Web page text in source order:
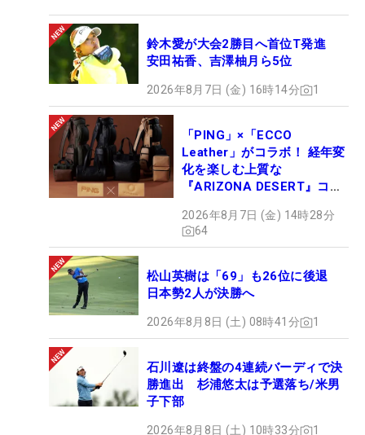
鈴木愛が大会2勝目へ首位T発進
安田祐香、吉澤柚月ら5位
2026年8月7日 (金) 16時14分 1
「PING」×「ECCO
Leather」がコラボ！ 経年変
化を楽しむ上質な
『ARIZONA DESERT』コレ
ュー
2026年8月7日 (金) 14時28分
64
松山英樹は「69」も26位に後退
日本勢2人が決勝へ
2026年8月8日 (土) 08時41分 1
石川遼は終盤の4連続バーディで決
勝進出 杉浦悠太は予選落ち/米男
子下部
2026年8月8日 (土) 10時33分 1